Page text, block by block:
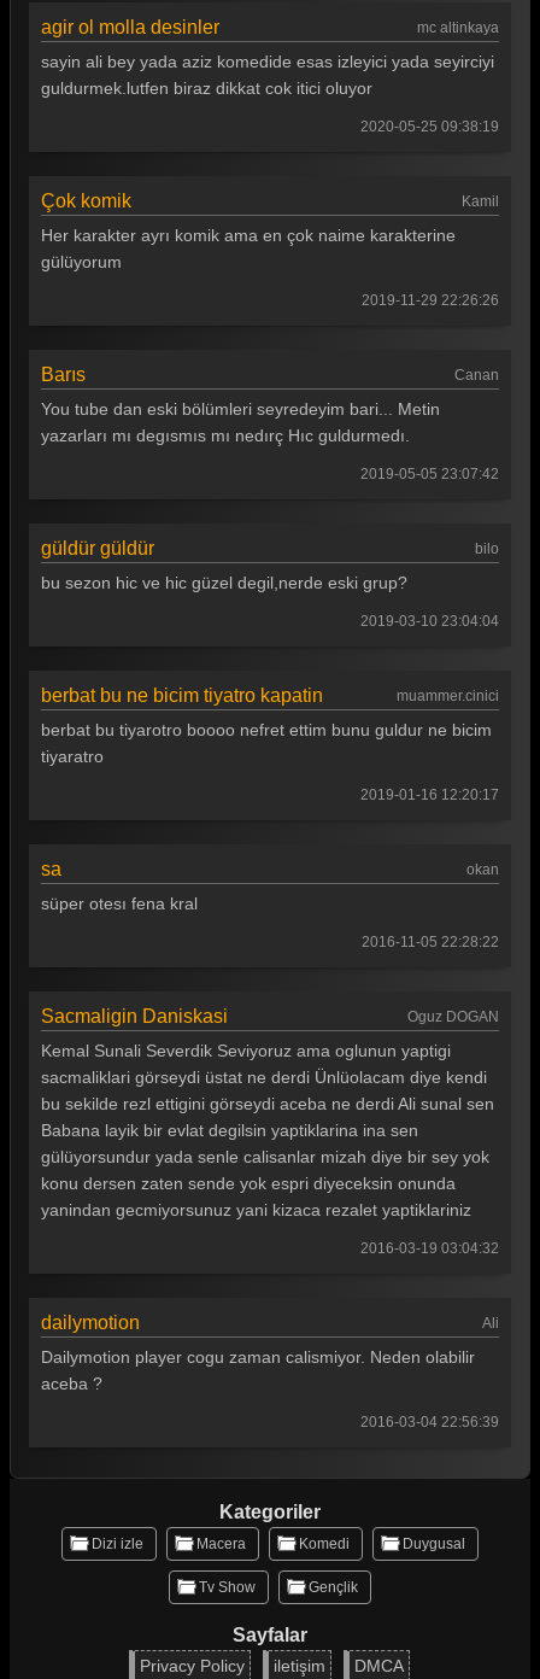
Güldür güldür 281. Bölüm
Güldür güldür 280. Bölüm
Güldür güldür 277. Bölüm
Güldür güldür 273. Bölüm
Güldür güldür 272. Bölüm
Güldür güldür 269. Bölüm
Güldür güldür 266. Bölüm
Güldür güldür 265. Bölüm
Güldür güldür 261. Bölüm
Güldür güldür 258. Bölüm
Güldür güldür 257. Bölüm
Güldür güldür 256. Bölüm
Güldür güldür 255. Bölüm
Güldür güldür 254. Bölüm
Güldür güldür 251. Bölüm
Güldür güldür 250. Bölüm
Güldür güldür 247. Bölüm
Güldür güldür 246. Bölüm
Güldür güldür 245. Bölüm
Güldür güldür 244. Bölüm
agir ol molla desinler mc altinkaya
sayin ali bey yada aziz komedide esas izleyici yada seyirciyi
guldurmek.lutfen biraz dikkat cok itici oluyor
2020-05-25 09:38:19
Çok komik Kamil
Her karakter ayrı komik ama en çok naime karakterine
gülüyorum
2019-11-29 22:26:26
Barıs Canan
You tube dan eski bölümleri seyredeyim bari... Metin
yazarları mı degısmıs mı nedırç Hıc guldurmedı.
2019-05-05 23:07:42
güldür güldür bilo
bu sezon hic ve hic güzel degil,nerde eski grup?
2019-03-10 23:04:04
berbat bu ne bicim tiyatro kapatin muammer.cinici
berbat bu tiyarotro boooo nefret ettim bunu guldur ne bicim
tiyaratro
2019-01-16 12:20:17
sa okan
süper otesı fena kral
2016-11-05 22:28:22
Sacmaligin Daniskasi Oguz DOGAN
Kemal Sunali Severdik Seviyoruz ama oglunun yaptigi
sacmaliklari görseydi üstat ne derdi Ünlüolacam diye kendi
bu sekilde rezl ettigini görseydi aceba ne derdi Ali sunal sen
Babana layik bir evlat degilsin yaptiklarina ina sen
gülüyorsundur yada senle calisanlar mizah diye bir sey yok
konu dersen zaten sende yok espri diyeceksin onunda
yanindan gecmiyorsunuz yani kizaca rezalet yaptiklariniz
2016-03-19 03:04:32
dailymotion Ali
Dailymotion player cogu zaman calismiyor. Neden olabilir
aceba ?
2016-03-04 22:56:39
Kategoriler
Dizi izle Macera Komedi Duygusal
Tv Show Gençlik
Sayfalar
Privacy Policy iletişim DMCA